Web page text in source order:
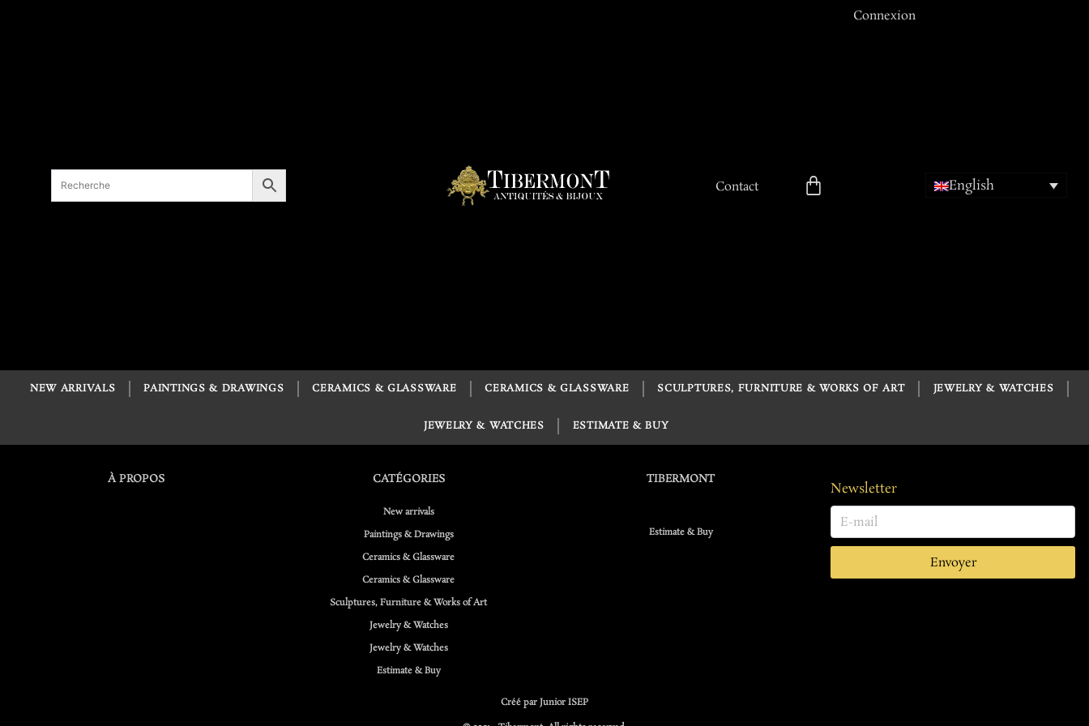
Contact
Connexion
Se souvenir de moiEnglish
NEW ARRIVALS PAINTINGS & DRAWINGS CERAMICS & GLASSWARE CERAMICS & GLASSWARE SCULPTURES, FURNITURE & WORKS OF ART JEWELRY & WATCHES
JEWELRY & WATCHES ESTIMATE & BUY
À PROPOS CATÉGORIES
New arrivals
Paintings & Drawings
Ceramics & Glassware
Ceramics & Glassware
Sculptures, Furniture & Works of Art
Jewelry & Watches
Jewelry & Watches
Estimate & Buy
TIBERMONT
Estimate & Buy
Newsletter
Envoyer
Créé par Junior ISEP